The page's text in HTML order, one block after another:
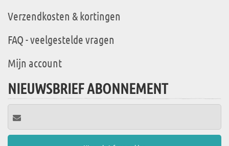
Verzendkosten & kortingen
FAQ - veelgestelde vragen
Mijn account
NIEUWSBRIEF ABONNEMENT